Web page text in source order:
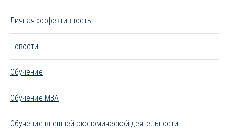
Личная эффективность
Новости
Обучение
Обучение MBA
Обучение внешней экономической деятельности